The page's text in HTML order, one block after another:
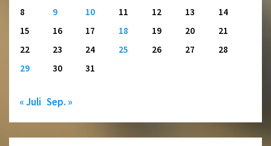
8
9 10 11 12 13
14
15
16 17 18 19 20
21
22
23 24 25 26 27
28
29
30 31
« Juli Sep. »